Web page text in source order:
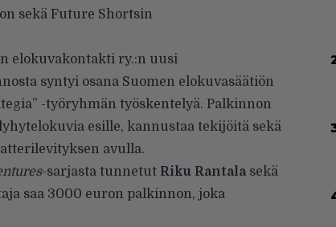
sekä Future Shortsin
elokuvakontakti ry.:n uusi
syntyi osana Suomen elokuvasäätiön
-työryhmän työskentelyä. Palkinnon
esille, kannustaa tekijöitä sekä
avulla.
-sarjasta tunnetut Riku Rantala sekä
saa 3000 euron palkinnon, joka